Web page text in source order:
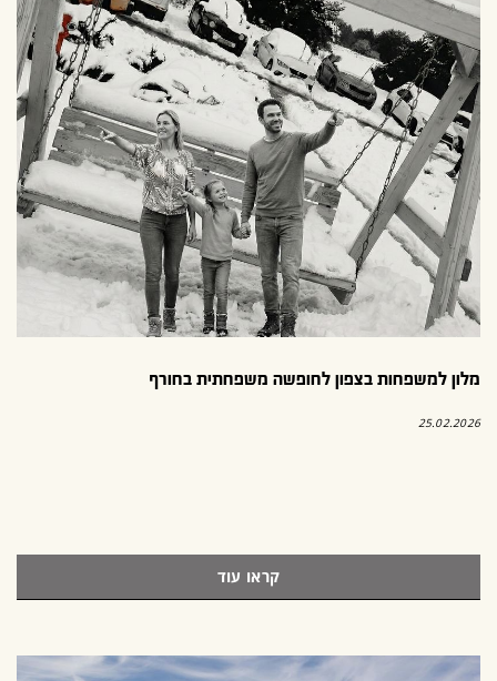
מלון למשפחות בצפון לחופשה משפחתית בחורף
25.02.2026
קראו עוד